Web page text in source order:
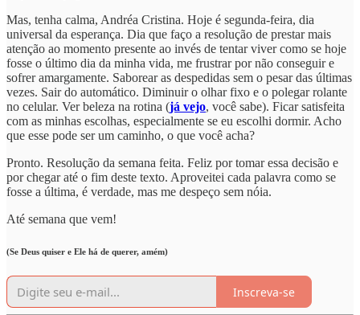
Mas, tenha calma, Andréa Cristina. Hoje é segunda-feira, dia
universal da esperança. Dia que faço a resolução de prestar mais
atenção ao momento presente ao invés de tentar viver como se hoje
fosse o último dia da minha vida, me frustrar por não conseguir e
sofrer amargamente. Saborear as despedidas sem o pesar das últimas
vezes. Sair do automático. Diminuir o olhar fixo e o polegar rolante
no celular. Ver beleza na rotina (já vejo, você sabe). Ficar satisfeita
com as minhas escolhas, especialmente se eu escolhi dormir. Acho
que esse pode ser um caminho, o que você acha?
Pronto. Resolução da semana feita. Feliz por tomar essa decisão e
por chegar até o fim deste texto. Aproveitei cada palavra como se
fosse a última, é verdade, mas me despeço sem nóia.
Até semana que vem!
(Se Deus quiser e Ele há de querer, amém)
Inscreva-se